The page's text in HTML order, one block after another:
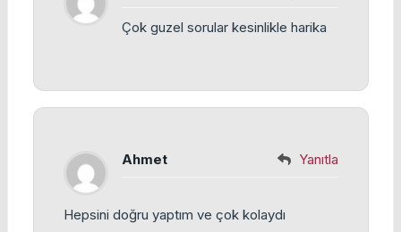
Çok guzel sorular kesinlikle harika
Ahmet Yanıtla
Hepsini doğru yaptım ve çok kolaydı